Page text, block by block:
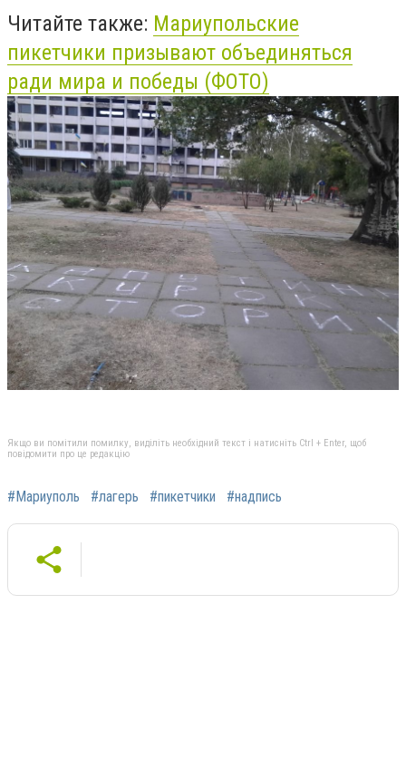
Читайте также: Мариупольские
пикетчики призывают объединяться
ради мира и победы (ФОТО)
Якщо ви помітили помилку, виділіть необхідний текст і натисніть Ctrl + Enter, щоб
повідомити про це редакцію
#Мариуполь #лагерь #пикетчики #надпись